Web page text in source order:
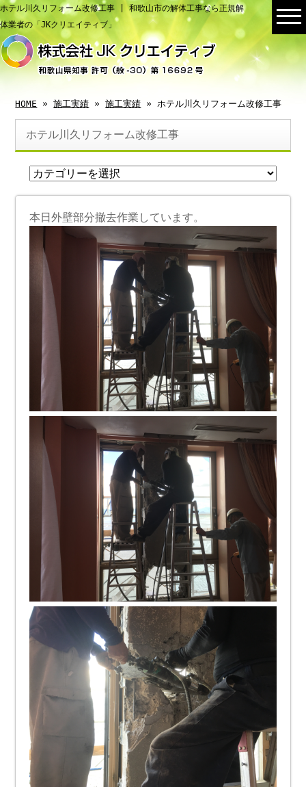
ホテル川久リフォーム改修工事 | 和歌山市の解体工事なら正規解
体業者の「JKクリエイティブ」
HOME »施工実績 »施工実績 » ホテル川久リフォーム改修工事
ホテル川久リフォーム改修工事
本日外壁部分撤去作業しています。